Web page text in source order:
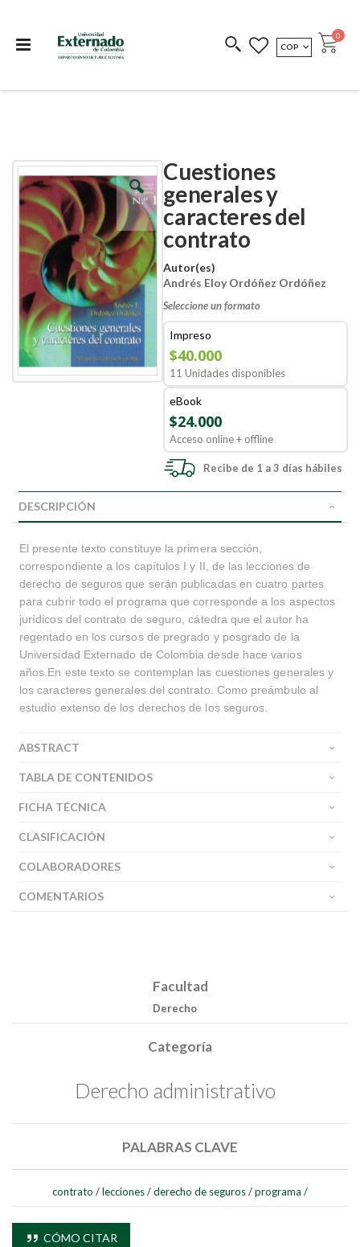
COEDICIONES REDIMIR CÓDIGO
MONEDA
COP Cart
0
Cuestiones
generales y
caracteres del
contrato
Autor(es)
Andrés Eloy Ordóñez Ordóñez
Seleccione un formato
Impreso
$40.000
11 Unidades disponibles
eBook
$24.000
Acceso online + offline
Recibe de 1 a 3 días hábiles
Skip
to
the
end
of
images
gallery
Skip
to
the
beginning
of
images
gallery
DESCRIPCIÓN
El presente texto constituye la primera sección,
correspondiente a los capítulos I y II, de las lecciones de
derecho de seguros que serán publicadas en cuatro partes
para cubrir todo el programa que corresponde a los aspectos
jurídicos del contrato de seguro, cátedra que el autor ha
regentado en los cursos de pregrado y posgrado de la
Universidad Externado de Colombia desde hace varios
años.En este texto se contemplan las cuestiones generales y
los caracteres generales del contrato. Como preámbulo al
estudio extenso de los derechos de los seguros.
ABSTRACT
TABLA DE CONTENIDOS
FICHA TÉCNICA
CLASIFICACIÓN
COLABORADORES
COMENTARIOS
Facultad
Derecho
Categoría
Derecho administrativo
PALABRAS CLAVE
contrato /lecciones/derecho de seguros/programa /
CÓMO CITAR